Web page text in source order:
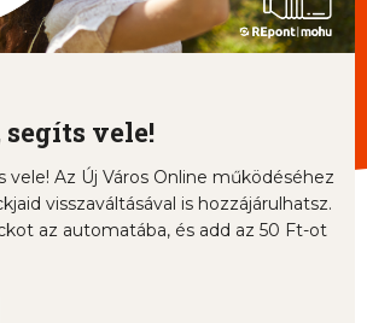
segíts vele!
vele! Az Új Város Online működéséhez
visszaváltásával is hozzájárulhatsz.
az automatába, és add az 50 Ft-ot